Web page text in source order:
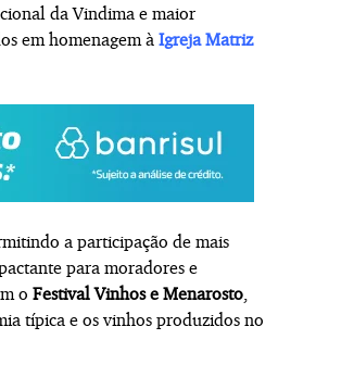
da Vindima e maior
em homenagem à Igreja Matriz
a participação de mais
para moradores e
o Festival Vinhos e Menarosto
típica e os vinhos produzidos no